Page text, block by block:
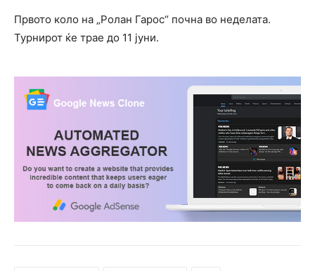
Првото коло на „Ролан Гарос“ почна во неделата.
Турнирот ќе трае до 11 јуни.